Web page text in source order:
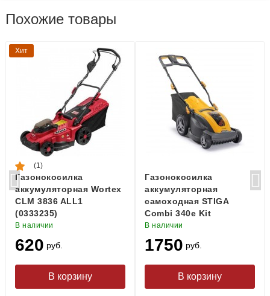
Похожие товары
Хит
Газонокосилка
аккумуляторная Wortex
CLM 3836 ALL1
(0333235)
(1)
В наличии
620 руб.
Газонокосилка
аккумуляторная
самоходная STIGA
Combi 340e Kit
В наличии
1750 руб.